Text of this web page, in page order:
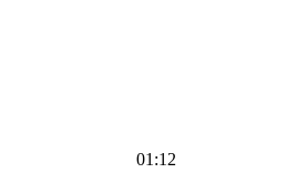
01:12